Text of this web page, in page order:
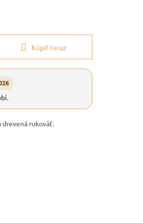
Kúpiť teraz
drevená rukoväť.